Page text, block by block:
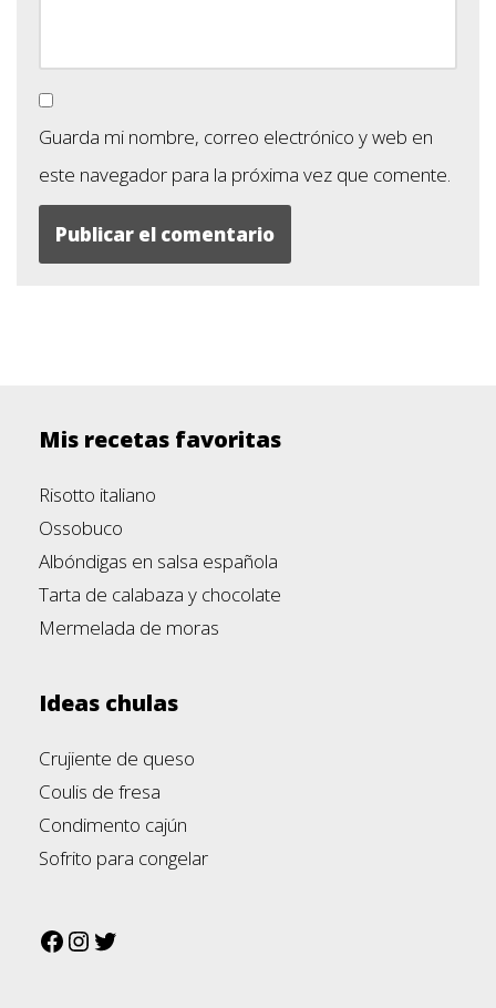
Guarda mi nombre, correo electrónico y web en
este navegador para la próxima vez que comente.
Mis recetas favoritas
Risotto italiano
Ossobuco
Albóndigas en salsa española
Tarta de calabaza y chocolate
Mermelada de moras
Ideas chulas
Crujiente de queso
Coulis de fresa
Condimento cajún
Sofrito para congelar